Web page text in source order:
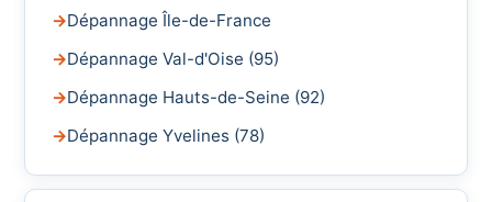
Dépannage Île-de-France
Dépannage Val-d'Oise (95)
Dépannage Hauts-de-Seine (92)
Dépannage Yvelines (78)